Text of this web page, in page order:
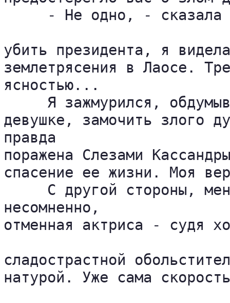
- Не одно, -
убить президента, я
землетрясения в Лаосе.
ясностью...
Я зажмурился,
девушке, замочить злого
правда
поражена Слезами
спасение ее жизни. Моя
С другой стороны,
несомненно,
отменная актриса - судя
сладострастной
натурой. Уже сама